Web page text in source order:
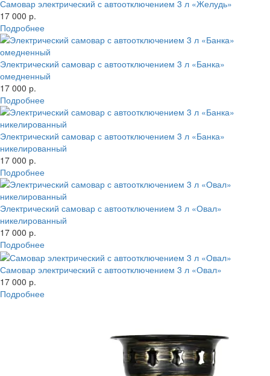
Самовар электрический с автоотключением 3 л «Желудь»
17 000 р.
Подробнее
Электрический самовар с автоотключением 3 л «Банка»
омедненный
17 000 р.
Подробнее
Электрический самовар с автоотключением 3 л «Банка»
никелированный
17 000 р.
Подробнее
Электрический самовар с автоотключением 3 л «Овал»
никелированный
17 000 р.
Подробнее
Самовар электрический с автоотключением 3 л «Овал»
17 000 р.
Подробнее